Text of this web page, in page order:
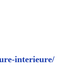
interieure/